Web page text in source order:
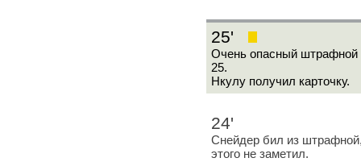
25'
Очень опасный штрафной
25.
Нкулу получил карточку.
24'
Снейдер бил из
этого не заметил.